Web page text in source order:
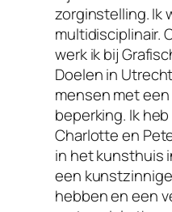
zorginstelling. Ik
multidisciplinair.
werk ik bij
Doelen in
mensen met
beperking. Ik
Charlotte en
in het kunsthuis
een
hebben en een